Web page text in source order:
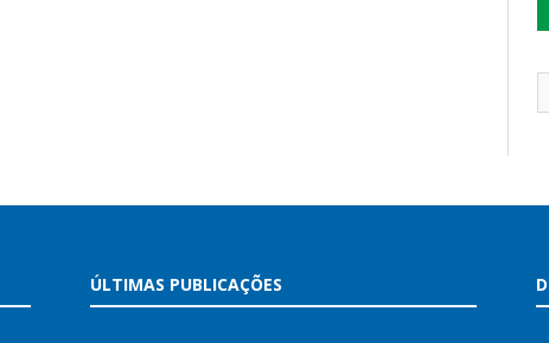
ÚLTIMAS PUBLICAÇÕES